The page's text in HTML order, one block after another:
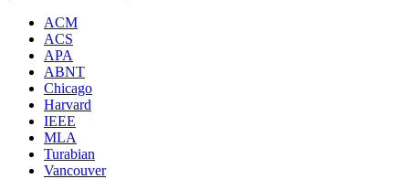
ACM
ACS
APA
ABNT
Chicago
Harvard
IEEE
MLA
Turabian
Vancouver